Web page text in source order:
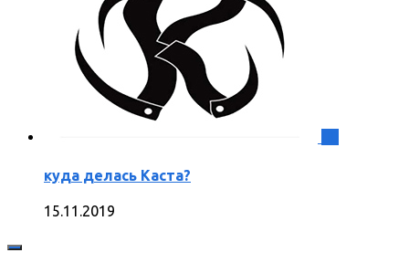
куда делась Каста?
15.11.2019